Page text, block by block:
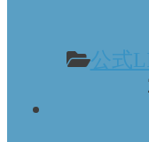
公式